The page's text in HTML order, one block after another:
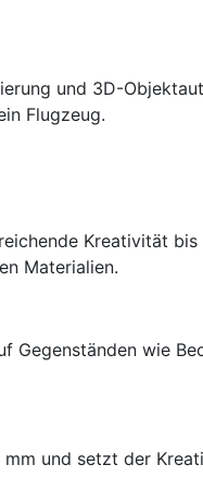
und 3D-
Flugzeug.
Kreativität
Materialien.
wie
und setzt der